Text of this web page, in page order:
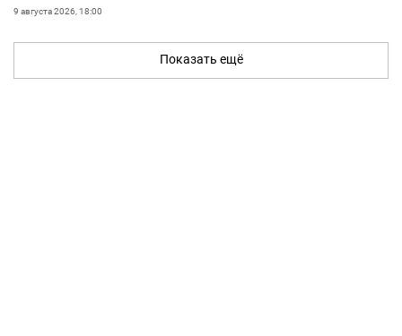
9 августа 2026, 18:00
Показать ещё